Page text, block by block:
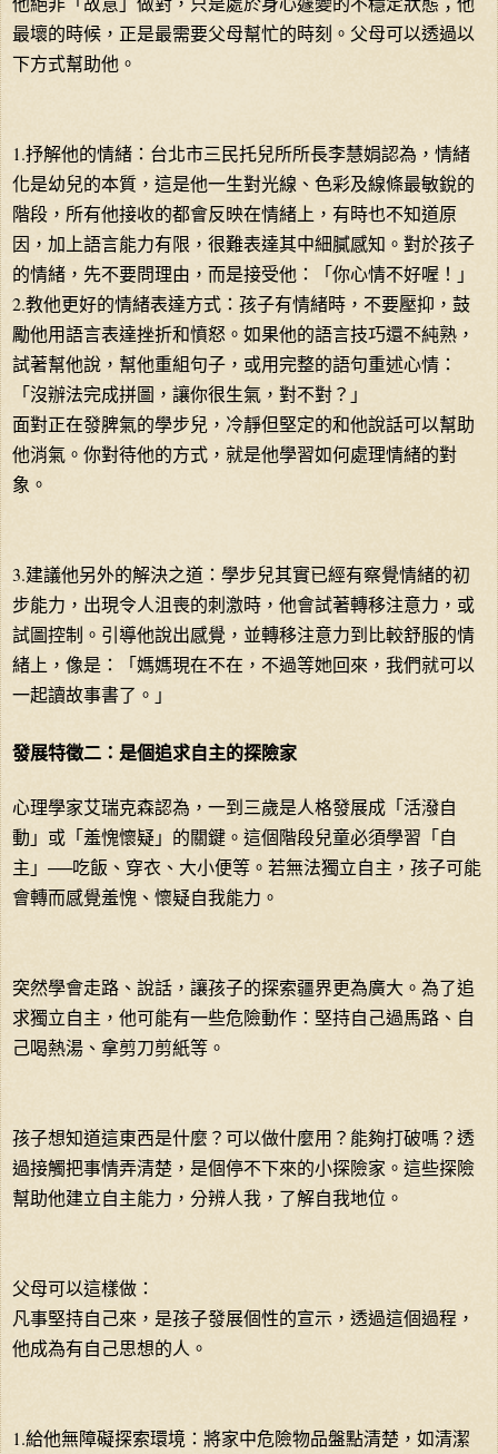
最壞的時候，正是最需要父母幫忙的時刻。父母可以透過以
下方式幫助他。
1.抒解他的情緒：台北市三民托兒所所長李慧娟認為，情緒
化是幼兒的本質，這是他一生對光線、色彩及線條最敏銳的
階段，所有他接收的都會反映在情緒上，有時也不知道原
因，加上語言能力有限，很難表達其中細膩感知。對於孩子
的情緒，先不要問理由，而是接受他：「你心情不好喔！」
2.教他更好的情緒表達方式：孩子有情緒時，不要壓抑，鼓
勵他用語言表達挫折和憤怒。如果他的語言技巧還不純熟，
試著幫他說，幫他重組句子，或用完整的語句重述心情：
「沒辦法完成拼圖，讓你很生氣，對不對？」
面對正在發脾氣的學步兒，冷靜但堅定的和他說話可以幫助
他消氣。你對待他的方式，就是他學習如何處理情緒的對
象。
3.建議他另外的解決之道：學步兒其實已經有察覺情緒的初
步能力，出現令人沮喪的刺激時，他會試著轉移注意力，或
試圖控制。引導他說出感覺，並轉移注意力到比較舒服的情
緒上，像是：「媽媽現在不在，不過等她回來，我們就可以
一起讀故事書了。」
發展特徵二：是個追求自主的探險家
心理學家艾瑞克森認為，一到三歲是人格發展成「活潑自
動」或「羞愧懷疑」的關鍵。這個階段兒童必須學習「自
主」──吃飯、穿衣、大小便等。若無法獨立自主，孩子可能
會轉而感覺羞愧、懷疑自我能力。
突然學會走路、說話，讓孩子的探索疆界更為廣大。為了追
求獨立自主，他可能有一些危險動作：堅持自己過馬路、自
己喝熱湯、拿剪刀剪紙等。
孩子想知道這東西是什麼？可以做什麼用？能夠打破嗎？透
過接觸把事情弄清楚，是個停不下來的小探險家。這些探險
幫助他建立自主能力，分辨人我，了解自我地位。
父母可以這樣做：
凡事堅持自己來，是孩子發展個性的宣示，透過這個過程，
他成為有自己思想的人。
1.給他無障礙探索環境：將家中危險物品盤點清楚，如清潔